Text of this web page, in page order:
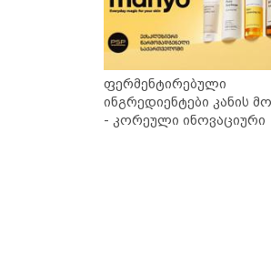
ფერმენტირებული
ინგრედიენტები კანის
- კორეული ინოვაციური